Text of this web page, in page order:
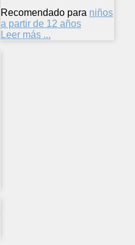
Recomendado para niños
a partir de 12 años
Leer más ...